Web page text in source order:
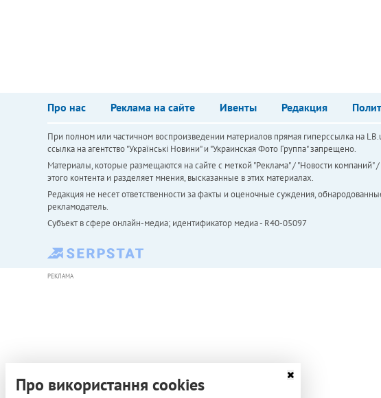
Про нас Реклама на сайте Ивенты Редакция
При полном или частичном воспроизведении материалов прямая гиперссылка на
ссылка на агентство "Українськi Новини" и "Украинская Фото Группа" запрещено.
Материалы, которые размещаются на сайте с меткой "Реклама" / "Новости компаний"
этого контента и разделяет мнения, высказанные в этих материалах.
Редакция не несет ответственности за факты и оценочные суждения,
рекламодатель.
Субъект в сфере онлайн-медиа; идентификатор медиа - R40-05097
РЕКЛАМА
Про використання cookies